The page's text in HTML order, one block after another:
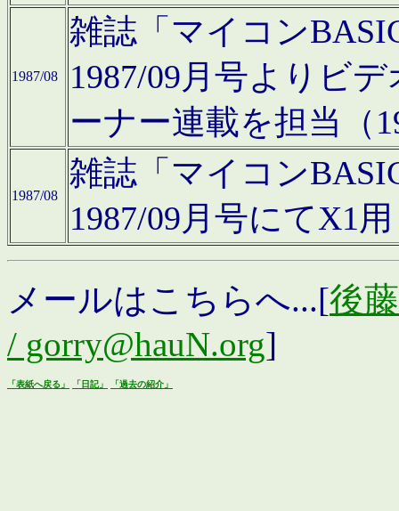
1987/08
雑誌「マイコン
1987/09月号よりビ
ーナー連載を担当（
1987/08
雑誌「マイコン
1987/09月号にてX1
メールはこちらへ...[後
/ gorry@hauN.org]
「表紙へ戻る」 「日記」 「過去の紹介」